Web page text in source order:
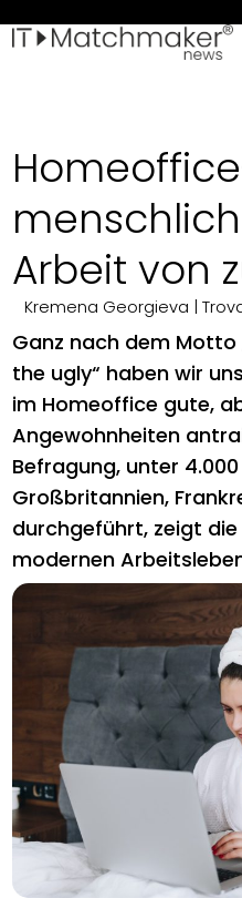
Arbeit von
Kremena Georgieva |
Ganz nach dem
the ugly“ haben wir
im Homeoffice gute,
Angewohnheiten
Befragung, unter
Großbritannien,
durchgeführt, zeigt
modernen